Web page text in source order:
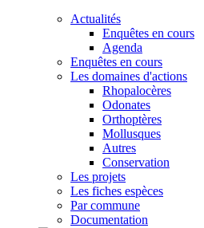
Actualités
Enquêtes en cours
Agenda
Enquêtes en cours
Les domaines d'actions
Rhopalocères
Odonates
Orthoptères
Mollusques
Autres
Conservation
Les projets
Les fiches espèces
Par commune
Documentation